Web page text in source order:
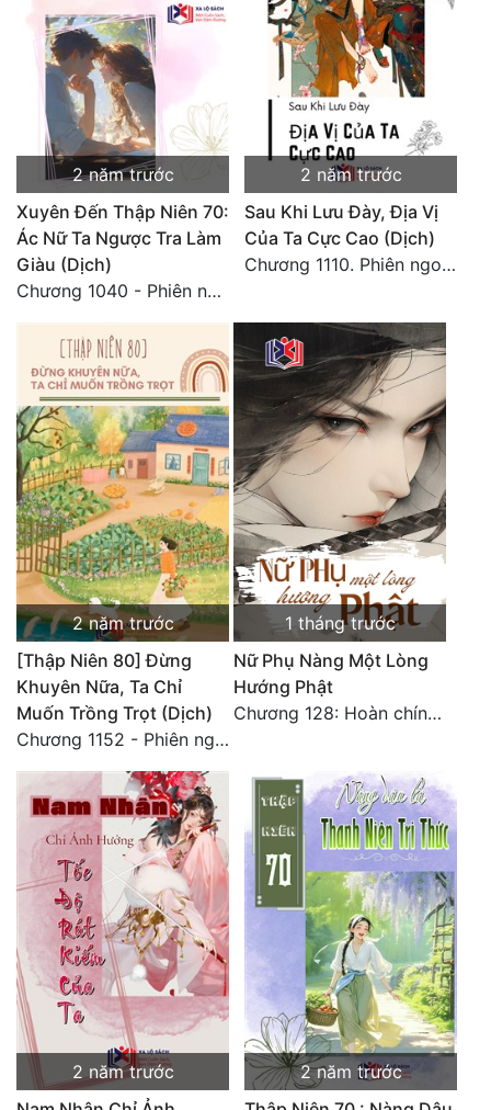
Tu Chân
Tu Tiên
Tội Phạm
Vô Địch
Võ Hiệp
Võng Du
Xuyên Không
Xuyên Sách
Xuyên Thư
Điền Văn
Đô Thị
Đông Phương
Đông Phương Huyền Huyễn
Đồng Nhân
Cẩu Đạo Trường Sinh
Truyện Nam
Truyện Nữ
Vô Địch Lưu
Xây Dựng Thế Lực
Đam Mỹ
Đẹp
Đẹp Hiệp
2 năm trước
Xuyên Đến Thập Niên 70:
Ác Nữ Ta Ngược Tra Làm
Giàu (Dịch)
Chương 1040 - Phiên ngoại trở lại tận thế 9
2 năm trước
Sau Khi Lưu Đày, Địa Vị
Của Ta Cực Cao (Dịch)
Chương 1110. Phiên ngoại 3
2 năm trước
[Thập Niên 80] Đừng
Khuyên Nữa, Ta Chỉ
Muốn Trồng Trọt (Dịch)
Chương 1152 - Phiên ngoại Ninh gia ngũ ma
1 tháng trước
Nữ Phụ Nàng Một Lòng
Hướng Phật
Chương 128: Hoàn chính văn
2 năm trước
2 năm trước